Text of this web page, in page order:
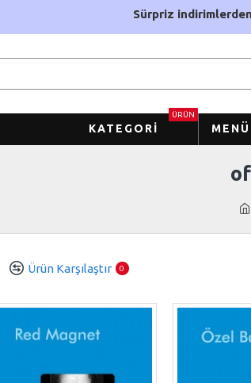
Sürpriz indirimlerden
KATEGORI
ÜRÜN
MENÜ
Ürün Karşılaştır 0